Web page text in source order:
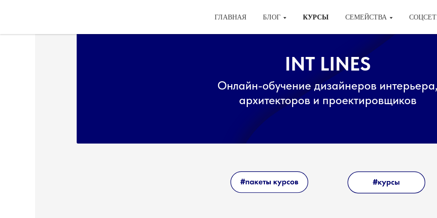
ГЛАВНАЯ БЛОГ КУРСЫ СЕМЕЙСТВА
INT LINES
Онлайн-обучение дизайнеров
архитекторов и проектировщиков